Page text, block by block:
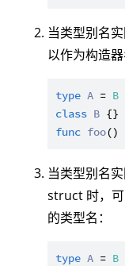
当类型别名
以作为构造器
type A = B
class B
func foo()
当类型别名
struct 时，
的类型名：
type A = B